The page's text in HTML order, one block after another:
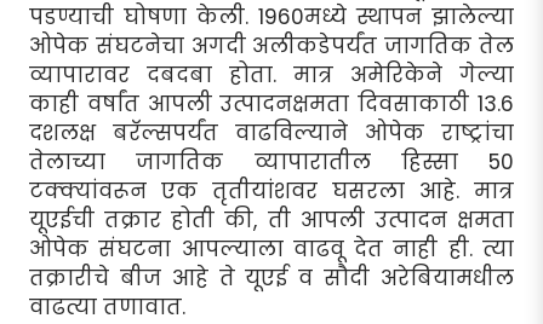
पडण्याची घोषणा केली. 1960मध्ये स्थापन झालेल्या
ओपेक संघटनेचा अगदी अलीकडेपर्यंत जागतिक तेल
व्यापारावर दबदबा होता. मात्र अमेरिकेने गेल्या
काही वर्षांत आपली उत्पादनक्षमता दिवसाकाठी 13.6
दशलक्ष बरॅल्सपर्यंत वाढविल्याने ओपेक राष्ट्रांचा
तेलाच्या जागतिक व्यापारातील हिस्सा 50
टक्क्यांवरून एक तृतीयांशवर घसरला आहे. मात्र
यूएईची तक्रार होती की, ती आपली उत्पादन क्षमता
ओपेक संघटना आपल्याला वाढवू देत नाही ही. त्या
तक्रारीचे बीज आहे ते यूएई व सौदी अरेबियामधील
वाढत्या तणावात.